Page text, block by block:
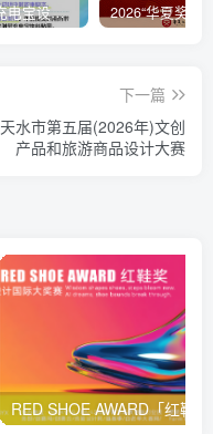
2025美团充电宝设计大赛
下一篇
天水市第五届(2026年)文创
产品和旅游商品设计大赛